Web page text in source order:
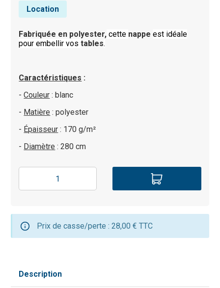
Location
Fabriquée en polyester, cette nappe est idéale
pour embellir vostables.
Caractéristiques :
-Couleur : blanc
- Matière : polyester
- Épaisseur : 170 g/m²
- Diamètre : 280 cm
Prix de casse/perte : 28,00 € TTC
Description